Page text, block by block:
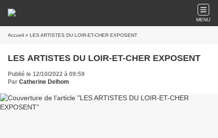
MENU
Accueil » LES ARTISTES DU LOIR-ET-CHER EXPOSENT
LES ARTISTES DU LOIR-ET-CHER EXPOSENT
Publié le 12/10/2022 à 09:59
Par Catherine Delhom